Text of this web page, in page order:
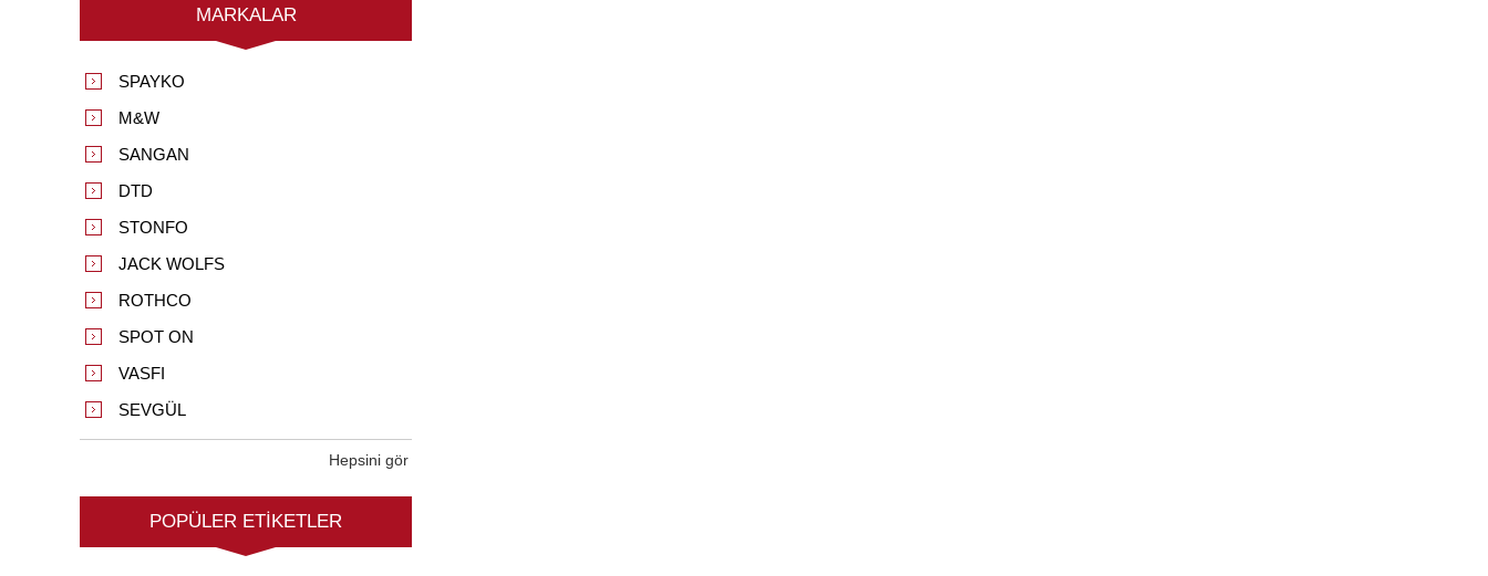
MARKALAR
SPAYKO
M&W
SANGAN
DTD
STONFO
JACK WOLFS
ROTHCO
SPOT ON
VASFI
SEVGÜL
Hepsini gör
POPÜLER ETIKETLER